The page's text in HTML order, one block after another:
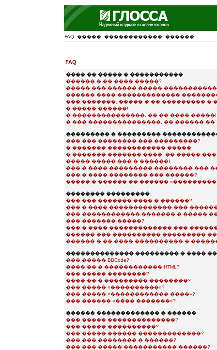
FAQ ����� ������������ ������
FAQ
���� �� ����� � �����������
������ � �� ���� �����?
����� ��� ������ �����
������ ���� �������������
��� �������, ����� � �� ��������� �
� ����� ������!
� ���������������, �� �� ���� �����!
� ��� ���������������, �� ������ ��
��������� � ���������
��� ��� �������� ��� ���������?
� ������� ������������ �����!
� ������� ������� ����, �� �����
����� ����� ��� � ������!
��� � ���� ��������� �������� ���
��� � ���� �������� ��� ������?
����� � ������ �� ������ «���������
�������� ���������
��� ��� ������� ���� � ������?
��� � ���� ������������� ���
��� ������������ ������� � �����
��� ������� �����?
��� � ���� ������������� ���
������ ��� ���������� ���������
������ � �� ���� ���������� �
�������������� ��������� � ����
��� ����� BBCode?
���� �� � ������������ HTML?
��� ����� ��������?
���� �� � ��������� ��������?
��� ����� «����������»?
��� ����� «������������ ����»?
��� ������ «���� �������»?
������ ������������� � ������
��� ����� ��������������?
��� ����� ����������?
��� ����� ������ �������������?
��� ��� �������� � ������?
��� ��� ����� ����������� ������?